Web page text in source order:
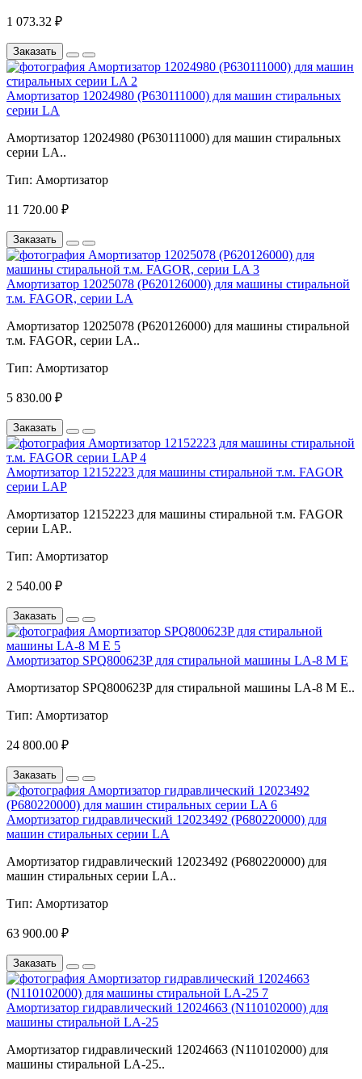
1 073.32 ₽
Заказать
Амортизатор 12024980 (P630111000) для машин стиральных
серии LA
Амортизатор 12024980 (P630111000) для машин стиральных
серии LA..
Тип: Амортизатор
11 720.00 ₽
Заказать
Амортизатор 12025078 (P620126000) для машины стиральной
т.м. FAGOR, серии LA
Амортизатор 12025078 (P620126000) для машины стиральной
т.м. FAGOR, серии LA..
Тип: Амортизатор
5 830.00 ₽
Заказать
Амортизатор 12152223 для машины стиральной т.м. FAGOR
серии LAP
Амортизатор 12152223 для машины стиральной т.м. FAGOR
серии LAP..
Тип: Амортизатор
2 540.00 ₽
Заказать
Амортизатор SPQ800623P для стиральной машины LA-8 М Е
Амортизатор SPQ800623P для стиральной машины LA-8 М Е..
Тип: Амортизатор
24 800.00 ₽
Заказать
Амортизатор гидравлический 12023492 (P680220000) для
машин стиральных серии LA
Амортизатор гидравлический 12023492 (P680220000) для
машин стиральных серии LA..
Тип: Амортизатор
63 900.00 ₽
Заказать
Амортизатор гидравлический 12024663 (N110102000) для
машины стиральной LA-25
Амортизатор гидравлический 12024663 (N110102000) для
машины стиральной LA-25..